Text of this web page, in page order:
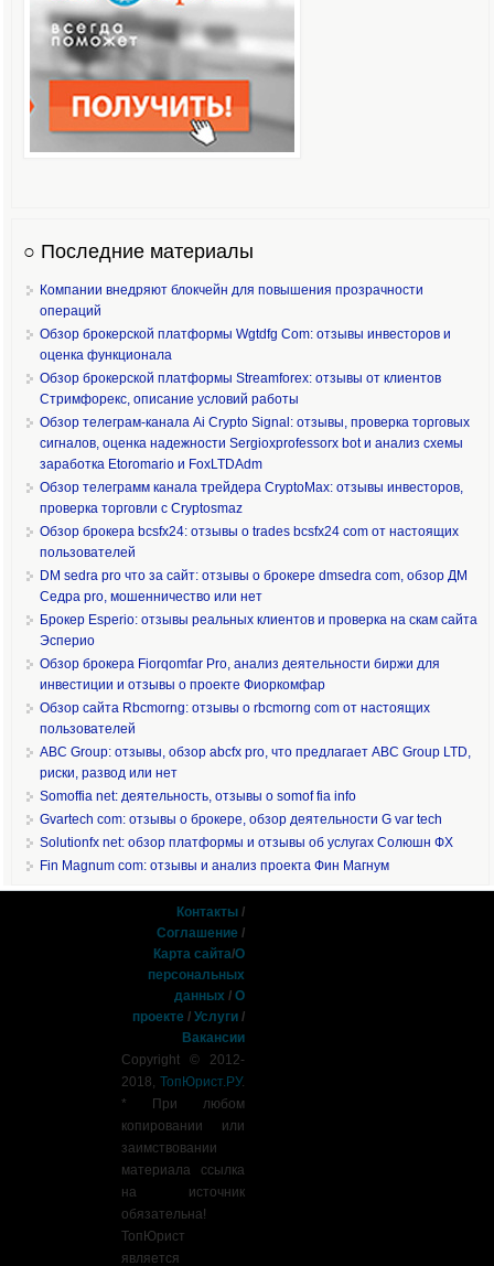
○ Последние материалы
Компании внедряют блокчейн для повышения прозрачности
операций
Обзор брокерской платформы Wgtdfg Com: отзывы инвесторов и
оценка функционала
Обзор брокерской платформы Streamforex: отзывы от клиентов
Стримфорекс, описание условий работы
Обзор телеграм-канала Ai Crypto Signal: отзывы, проверка торговых
сигналов, оценка надежности Sergioxprofessorx bot и анализ схемы
заработка Etoromario и FoxLTDAdm
Обзор телеграмм канала трейдера CryptoMax: отзывы инвесторов,
проверка торговли с Cryptosmaz
Обзор брокера bcsfx24: отзывы о trades bcsfx24 com от настоящих
пользователей
DM sedra pro что за сайт: отзывы о брокере dmsedra com, обзор ДМ
Седра pro, мошенничество или нет
Брокер Esperio: отзывы реальных клиентов и проверка на скам сайта
Эсперио
Обзор брокера Fiorqomfar Pro, анализ деятельности биржи для
инвестиции и отзывы о проекте Фиоркомфар
Обзор сайта Rbcmorng: отзывы о rbcmorng com от настоящих
пользователей
ABC Group: отзывы, обзор abcfx pro, что предлагает ABC Group LTD,
риски, развод или нет
Somoffia net: деятельность, отзывы о somof fia info
Gvartech com: отзывы о брокере, обзор деятельности G var tech
Solutionfx net: обзор платформы и отзывы об услугах Солюшн ФХ
Fin Magnum com: отзывы и анализ проекта Фин Магнум
Контакты /
Соглашение /
Карта сайта/О
персональных
данных /О
проекте /Услуги /
Вакансии
Copyright © 2012-
2018,ТопЮрист.РУ.
* При любом
копировании или
заимствовании
материала ссылка
на источник
обязательна!
ТопЮрист
является